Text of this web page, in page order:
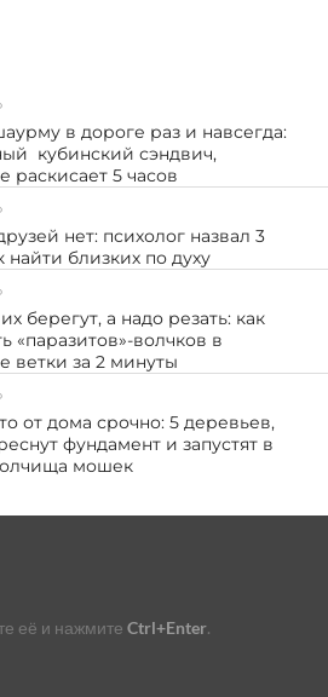
в дороге раз и навсегда:
кубинский сэндвич,
раскисает 5 часов
нет: психолог назвал 3
найти близких по духу
берегут, а надо резать: как
«паразитов»-волчков в
ветки за 2 минуты
от дома срочно: 5 деревьев,
фундамент и запустят в
мошек
её и нажмите Ctrl+Enter.